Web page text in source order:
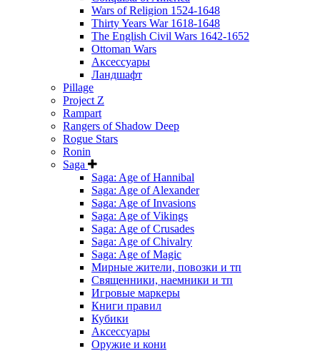
Wars of Religion 1524-1648
Thirty Years War 1618-1648
The English Civil Wars 1642-1652
Ottoman Wars
Аксессуары
Ландшафт
Pillage
Project Z
Rampart
Rangers of Shadow Deep
Rogue Stars
Ronin
Saga
Saga: Age of Hannibal
Saga: Age of Alexander
Saga: Age of Invasions
Saga: Age of Vikings
Saga: Age of Crusades
Saga: Age of Chivalry
Saga: Age of Magic
Мирные жители, повозки и тп
Священники, наемники и тп
Игровые маркеры
Книги правил
Кубики
Аксессуары
Оружие и кони